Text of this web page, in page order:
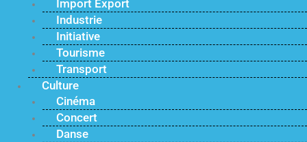
Import Export
Industrie
Initiative
Tourisme
Transport
Culture
Cinéma
Concert
Danse